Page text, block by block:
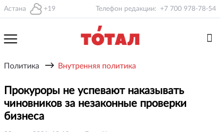
Астана +19 Телефон редакции: +7 700 978-78-54
Политика → Внутренняя политика
Прокуроры не успевают наказывать
чиновников за незаконные проверки
бизнеса